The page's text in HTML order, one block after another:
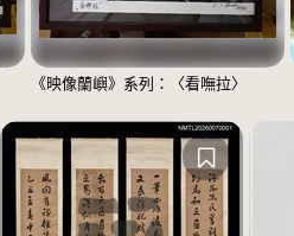
《映像蘭嶼》系列：〈看嘸拉〉